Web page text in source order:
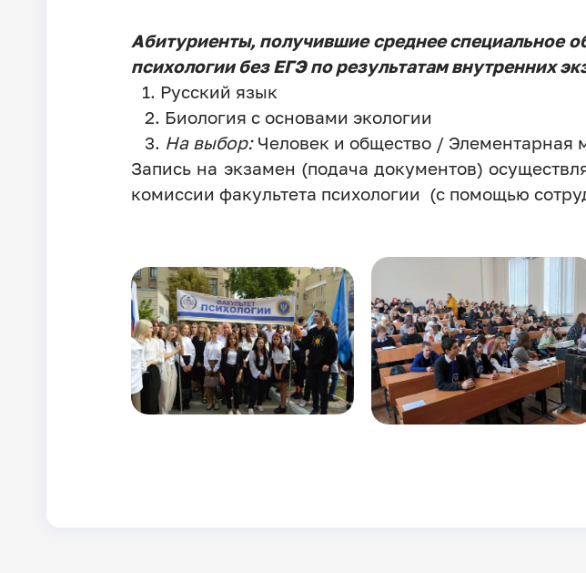
Абитуриенты, получившие среднее специальное
психологии без ЕГЭ по результатам внутренних
1. Русский язык
2. Биология с основами экологии
3. На выбор: Человек и общество / Элементарная
Запись на экзамен (подача документов)
комиссии факультета психологии (с помощью
Image Image